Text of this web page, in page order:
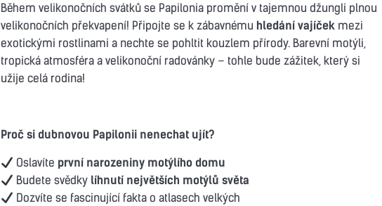
Během velikonočních svátků se Papilonia promění v tajemnou džungli plnou
velikonočních překvapení! Připojte se k zábavnému hledání vajíčekmezi
exotickými rostlinami a nechte se pohltit kouzlem přírody. Barevní motýli,
tropická atmosféra a velikonoční radovánky – tohle bude zážitek, který si
užije celá rodina!
Proč si dubnovou Papilonii nenechat ujít?
Oslavíte první narozeniny motýlího domu
Budete svědky líhnutí největších motýlů světa
Dozvíte se fascinující fakta o atlasech velkých